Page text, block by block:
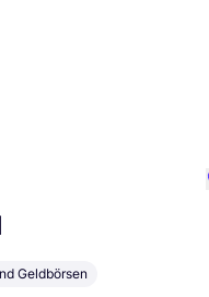
Geldbörsen